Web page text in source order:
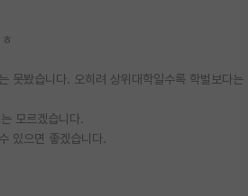
못봤습니다. 오히려 상위대학일수록 학벌보다는
모르겠습니다.
있으면 좋겠습니다.